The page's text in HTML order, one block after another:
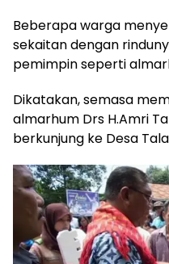
Beberapa warga
sekaitan dengan
pemimpin seperti
Dikatakan, semasa
almarhum Drs H.Amri
berkunjung ke Desa